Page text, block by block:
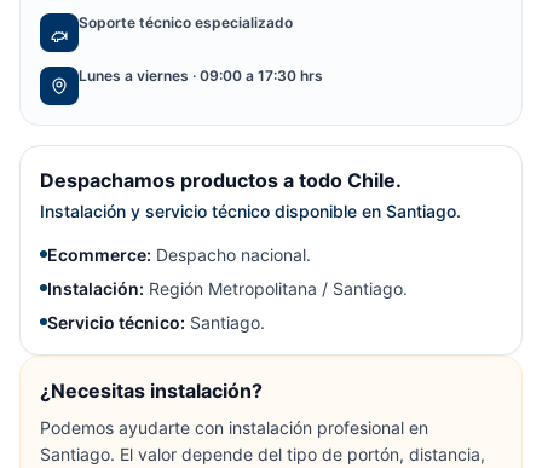
Soporte técnico especializado
Lunes a viernes · 09:00 a 17:30 hrs
Despachamos productos a todo Chile.
Instalación y servicio técnico disponible en Santiago.
Ecommerce: Despacho nacional.
Instalación: Región Metropolitana / Santiago.
Servicio técnico: Santiago.
¿Necesitas instalación?
Podemos ayudarte con instalación profesional en
Santiago. El valor depende del tipo de portón, distancia,